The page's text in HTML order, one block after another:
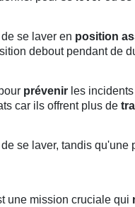
de se laver en position
debout pendant de
prévenir les
car ils offrent plus de
se laver, tandis
une mission cruciale qui